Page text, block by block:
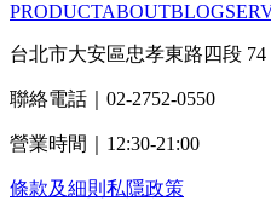
PRODUCTABOUTBLOG
台北市大安區忠孝東路四段 74
聯絡電話｜02-2752-0550
營業時間｜12:30-21:00
條款及細則 私隱政策